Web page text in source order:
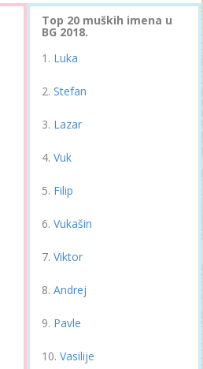
Top 20 muških imena u
BG 2018.
Luka
Stefan
Lazar
Vuk
Filip
Vukašin
Viktor
Andrej
Pavle
Vasilije